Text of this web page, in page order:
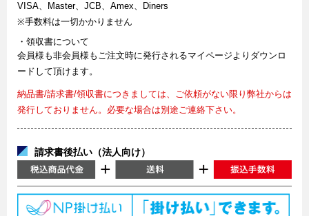
VISA、Master、JCB、Amex、Diners
※手数料は一切かかりません
・領収書について
会員様も非会員様もご注文時に発行されるマイページよりダウンロ
ードして頂けます。
納品書/請求書/領収書につきましては、ご依頼がない限り弊社からは
発行しておりません。必要な場合は別途ご連絡下さい。
請求書後払い（法人向け）